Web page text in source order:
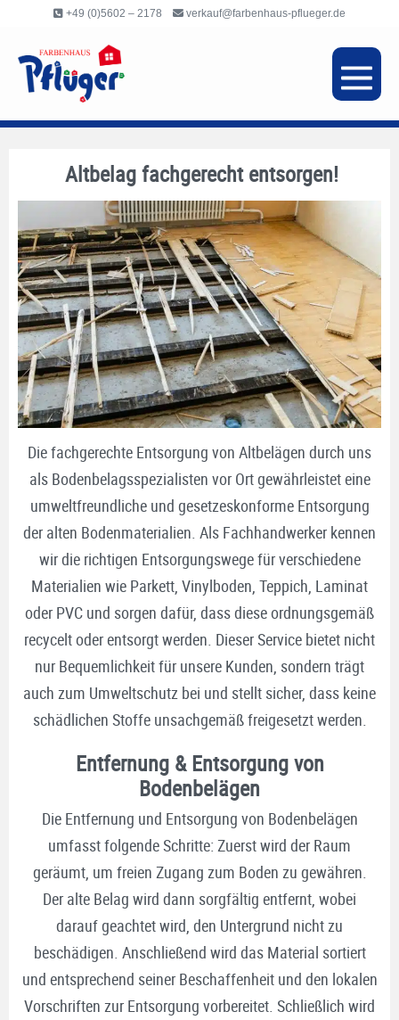
+49 (0)5602 – 2178 verkauf@farbenhaus-pflueger.de
Altbelag fachgerecht entsorgen!
Die fachgerechte Entsorgung von Altbelägen durch uns
als Bodenbelagsspezialisten vor Ort gewährleistet eine
umweltfreundliche und gesetzeskonforme Entsorgung
der alten Bodenmaterialien. Als Fachhandwerker kennen
wir die richtigen Entsorgungswege für verschiedene
Materialien wie Parkett, Vinylboden, Teppich, Laminat
oder PVC und sorgen dafür, dass diese ordnungsgemäß
recycelt oder entsorgt werden. Dieser Service bietet nicht
nur Bequemlichkeit für unsere Kunden, sondern trägt
auch zum Umweltschutz bei und stellt sicher, dass keine
schädlichen Stoffe unsachgemäß freigesetzt werden.
Entfernung & Entsorgung von
Bodenbelägen
Die Entfernung und Entsorgung von Bodenbelägen
umfasst folgende Schritte: Zuerst wird der Raum
geräumt, um freien Zugang zum Boden zu gewähren.
Der alte Belag wird dann sorgfältig entfernt, wobei
darauf geachtet wird, den Untergrund nicht zu
beschädigen. Anschließend wird das Material sortiert
und entsprechend seiner Beschaffenheit und den lokalen
Vorschriften zur Entsorgung vorbereitet. Schließlich wird